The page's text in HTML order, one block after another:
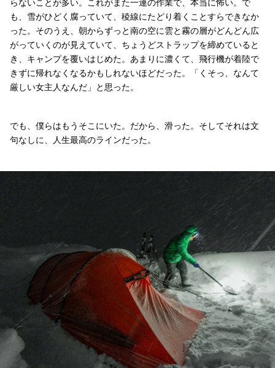
も、雪がひどく腐っていて、稜線にたどり着くことすらできなか
った。そのうえ、朝からずっと南の空に雲と霧の層がどんどん広
がっていくのが見えていて、ちょうどストラップを締めていると
き、キャンプを覆いはじめた。あまりに濃くて、飛行機が着陸で
きずに帰れなくなるかもしれないほどだった。「くそっ、なんて
厳しい女主人なんだ」と思った。
でも、僕らはもうそこにいた。だから、滑った。そしてそれは文
句なしに、人生最高のラインだった。